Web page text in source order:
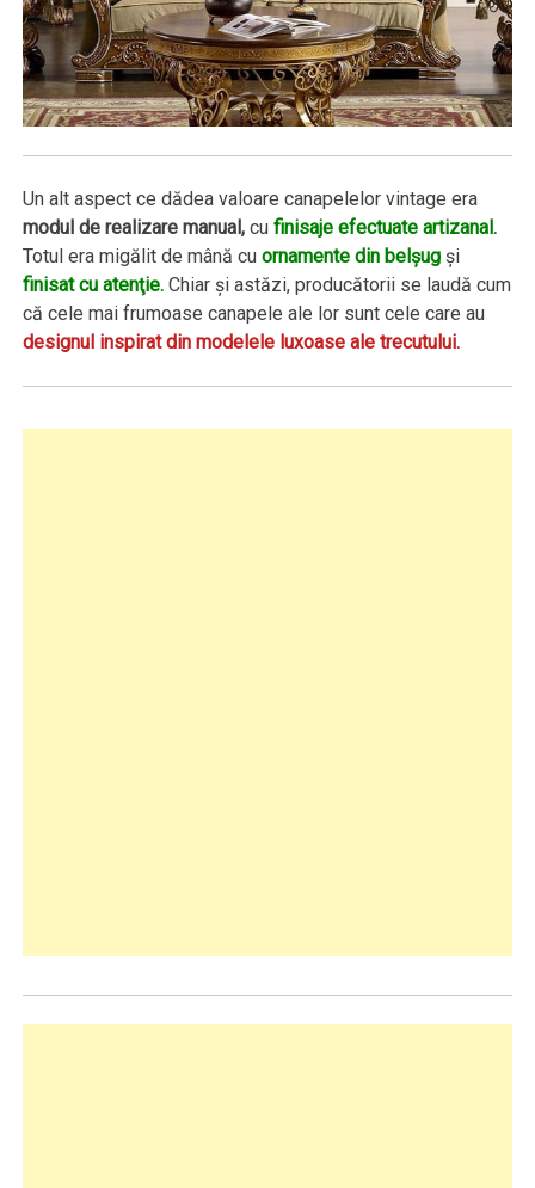
Un alt aspect ce dădea valoare canapelelor vintage era
modul de realizare manual, cufinisaje efectuate artizanal.
Totul era migălit de mână cuornamente din belşug şi
finisat cu atenţie. Chiar şi astăzi, producătorii se laudă cum
că cele mai frumoase canapele ale lor sunt cele care au
designul inspirat din modelele luxoase ale trecutului.